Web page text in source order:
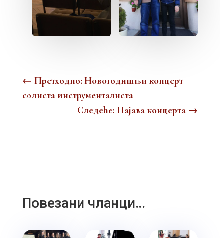
← Претходно: Новогодишњи концерт
солиста инструменталиста
Следеће: Најава концерта →
Повезани чланци...